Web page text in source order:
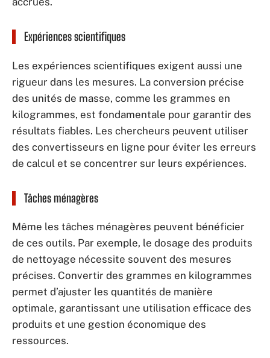
Expériences scientifiques
Les expériences scientifiques exigent aussi une
rigueur dans les mesures. La conversion précise
des unités de masse, comme les grammes en
kilogrammes, est fondamentale pour garantir des
résultats fiables. Les chercheurs peuvent utiliser
des convertisseurs en ligne pour éviter les erreurs
de calcul et se concentrer sur leurs expériences.
Tâches ménagères
Même les tâches ménagères peuvent bénéficier
de ces outils. Par exemple, le dosage des produits
de nettoyage nécessite souvent des mesures
précises. Convertir des grammes en kilogrammes
permet d’ajuster les quantités de manière
optimale, garantissant une utilisation efficace des
produits et une gestion économique des
ressources.